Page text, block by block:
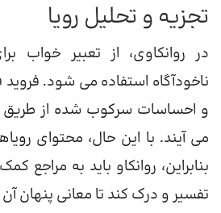
تجزیه و تحلیل رویا
در روانکاوی، از تعبیر خواب
ناخودآگاه استفاده می شود.
و احساسات سرکوب شده از
می آیند. با این حال، محتوای
بنابراین، روانکاو باید به مراجع
تفسیر و درک کند تا معانی پنهان